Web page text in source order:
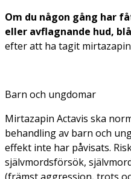
Om du någon gång har
eller avflagnande hud,
efter att ha tagit
Barn och ungdomar
Mirtazapin Actavis ska
behandling av barn och
effekt inte har påvisats.
självmordsförsök,